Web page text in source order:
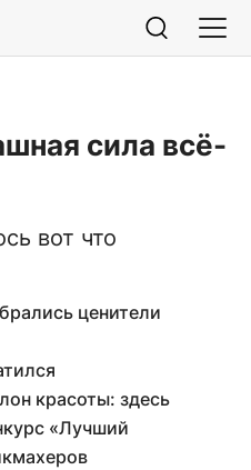
сила всё-
вот что
ценители
красоты: здесь
«Лучший